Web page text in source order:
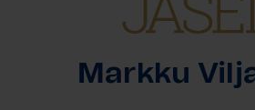
Markku